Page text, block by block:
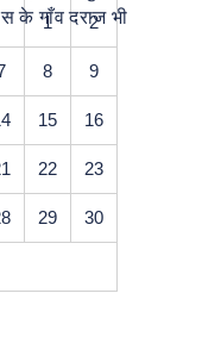
के गाँव दराज भी
1 2
8 9
15 16
22 23
29 30